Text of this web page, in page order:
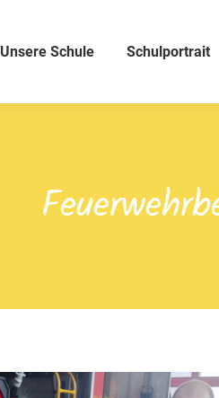
Unsere Schule Schulportrait